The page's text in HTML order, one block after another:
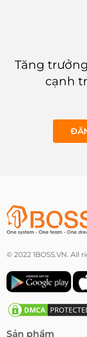
Tăng
cạnh
© 2022 1BOSS.VN. All
Sản phẩm